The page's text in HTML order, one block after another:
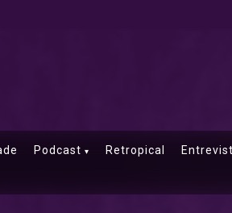
Podcast Retropical